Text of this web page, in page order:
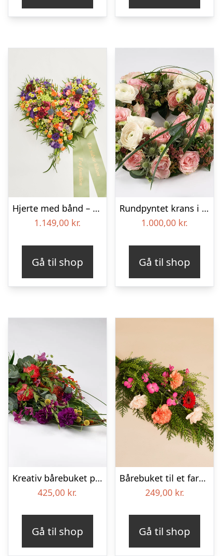
Hjerte med bånd – Floristens kreative valg
1.149,00 kr.
Gå til shop
Rundpyntet krans i lyse farver – Blomster til begravelse
1.000,00 kr.
Gå til shop
Kreativ bårebuket på stort blad – Blomster til begravelse
425,00 kr.
Gå til shop
Bårebuket til et farverigt minde
249,00 kr.
Gå til shop